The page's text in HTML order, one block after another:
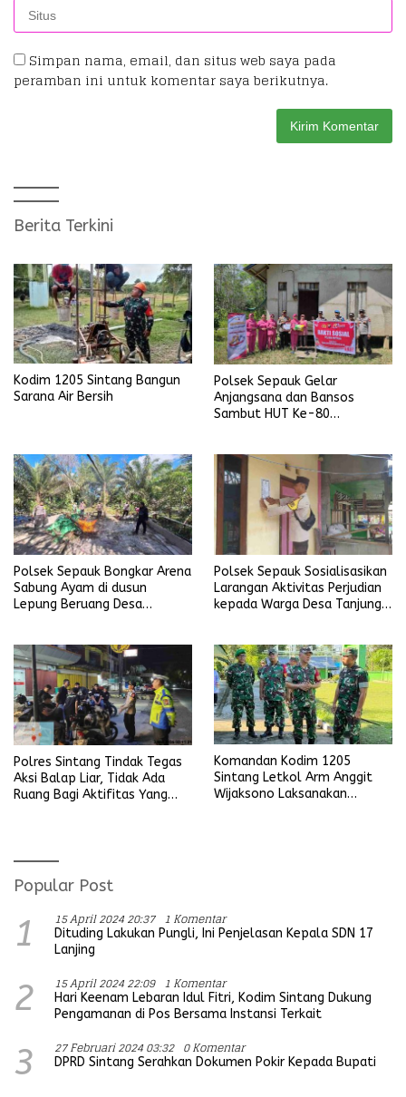
Simpan nama, email, dan situs web saya pada
peramban ini untuk komentar saya berikutnya.
Berita Terkini
Kodim 1205 Sintang Bangun
Sarana Air Bersih
Polsek Sepauk Gelar
Anjangsana dan Bansos
Sambut HUT Ke-80
Polsek Sepauk Bongkar Arena
Sabung Ayam di dusun
Lepung Beruang Desa
Polsek Sepauk Sosialisasikan
Larangan Aktivitas Perjudian
kepada Warga Desa Tanjung
Polres Sintang Tindak Tegas
Aksi Balap Liar, Tidak Ada
Ruang Bagi Aktifitas Yang
Komandan Kodim 1205
Sintang Letkol Arm Anggit
Wijaksono Laksanakan
Popular Post
1 15 April 2024 20:37 1 Komentar
Dituding Lakukan Pungli, Ini Penjelasan Kepala SDN 17
Lanjing
2 15 April 2024 22:09 1 Komentar
Hari Keenam Lebaran Idul Fitri, Kodim Sintang Dukung
Pengamanan di Pos Bersama Instansi Terkait
3 27 Februari 2024 03:32 0 Komentar
DPRD Sintang Serahkan Dokumen Pokir Kepada Bupati